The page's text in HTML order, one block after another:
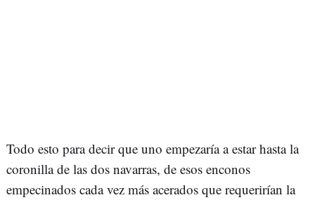
Todo esto para decir que uno empezaría a estar hasta la
coronilla de las dos navarras, de esos enconos
empecinados cada vez más acerados que requerirían la